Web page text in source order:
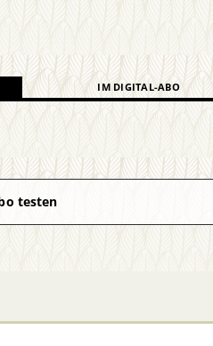
IM DIGITAL-ABO
testen